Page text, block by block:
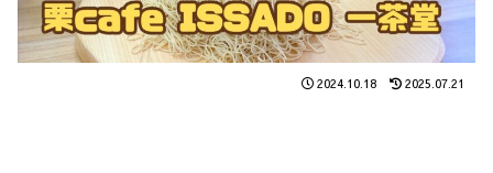
2024.10.18 2025.07.21